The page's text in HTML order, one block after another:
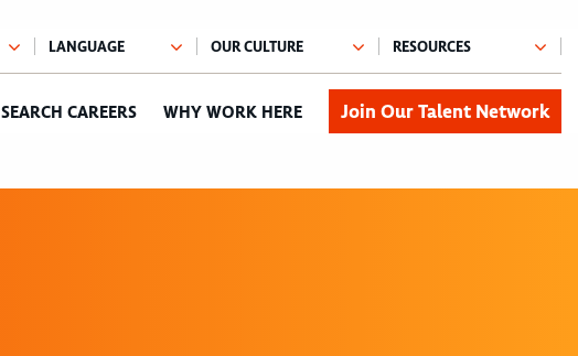
SEARCH CAREERS WHY WORK HERE Join Our Talent Network